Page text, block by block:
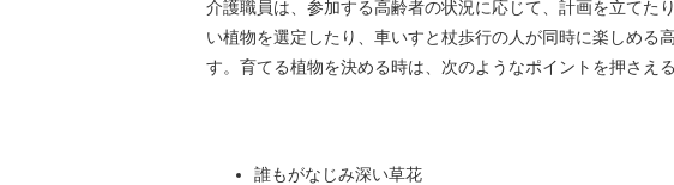
介護職員は、参加する高齢者の状況に応じて、計画を立てた
い植物を選定したり、車いすと杖歩行の人が同時に楽しめる
す。育てる植物を決める時は、次のようなポイントを押さえ
誰もがなじみ深い草花